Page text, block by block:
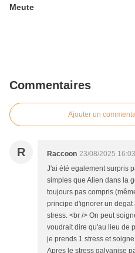
Meute
Commentaires
Ajouter un
R Raccoon 23/08/2025 16:03
J'ai été egalement surpris
simples que Alien dans la
toujours pas compris
principe d'ignorer un degat
stress. <br /> On peut
voudrait dire qu'au lieu de
je prends 1 stress et
Apres le stress galvanise